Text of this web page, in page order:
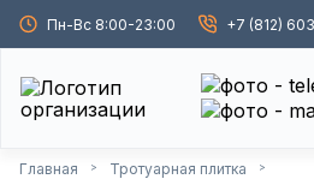
Пн-Вс 8:00-23:00 +7 (812)
Главная > Тротуарная плитка >